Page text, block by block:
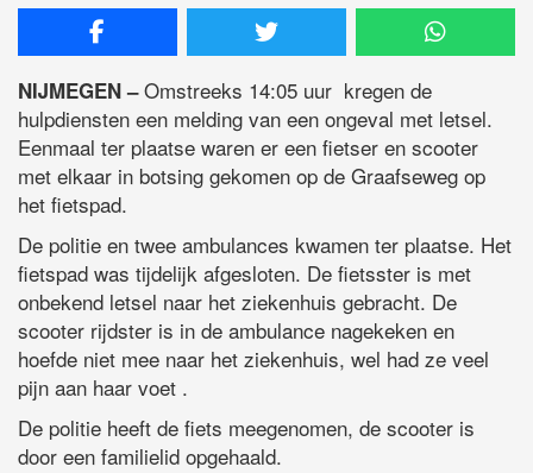
NIJMEGEN –Omstreeks 14:05 uur kregen de
hulpdiensten een melding van een ongeval met letsel.
Eenmaal ter plaatse waren er een fietser en scooter
met elkaar in botsing gekomen op de Graafseweg op
het fietspad.
De politie en twee ambulances kwamen ter plaatse. Het
fietspad was tijdelijk afgesloten. De fietsster is met
onbekend letsel naar het ziekenhuis gebracht. De
scooter rijdster is in de ambulance nagekeken en
hoefde niet mee naar het ziekenhuis, wel had ze veel
pijn aan haar voet .
De politie heeft de fiets meegenomen, de scooter is
door een familielid opgehaald.